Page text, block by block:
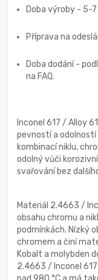
Doba výroby - 5-
Příprava na
Doba dodání -
na FAQ.
Inconel 617 / Alloy
pevností a
kombinací niklu,
odolný vůči
svařování bez
Materiál 2.4663 /
obsahu chromu a
podmínkách. Nízký
chromem a činí
Kobalt a molybden
2.4663 / Inconel